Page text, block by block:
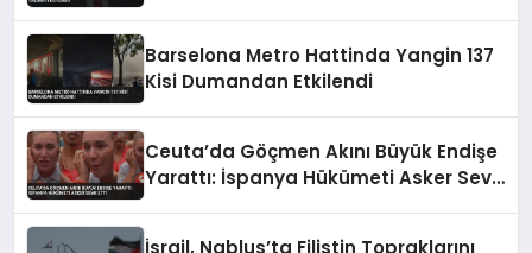
Barselona Metro Hattinda Yangin 137
Kisi Dumandan Etkilendi
Ceuta’da Göçmen Akını Büyük Endişe
Yarattı: İspanya Hükümeti Asker Sevk
İsrail, Nablus’ta Filistin Topraklarını